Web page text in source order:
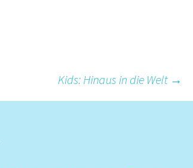
Kids: Hinaus in die Welt →